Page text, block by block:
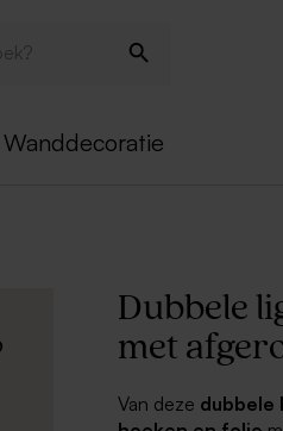
Wanddecoratie
Dubbele
met
Van deze dubbele